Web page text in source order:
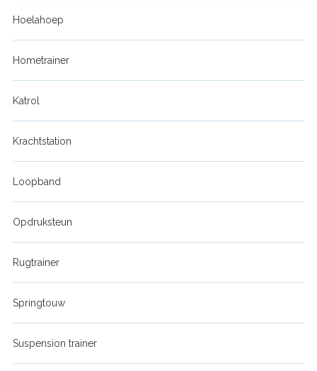
Hoelahoep
Hometrainer
Katrol
Krachtstation
Loopband
Opdruksteun
Rugtrainer
Springtouw
Suspension trainer